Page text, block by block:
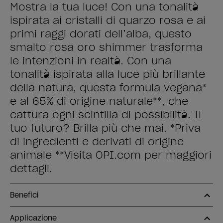
Mostra la tua luce! Con una tonalità
ispirata ai cristalli di quarzo rosa e ai
primi raggi dorati dell’alba, questo
smalto rosa oro shimmer trasforma
le intenzioni in realtà. Con una
tonalità ispirata alla luce più brillante
della natura, questa formula vegana*
e al 65% di origine naturale**, che
cattura ogni scintilla di possibilità. Il
tuo futuro? Brilla più che mai. *Priva
di ingredienti e derivati di origine
animale **Visita OPI.com per maggiori
dettagli.
Benefici
Applicazione